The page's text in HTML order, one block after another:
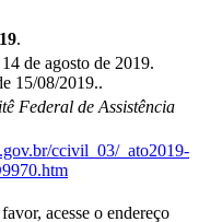
.
de agosto de 2019.
15/08/2019..
Federal de Assistência
ccivil_03/_ato2019-
acesse o endereço